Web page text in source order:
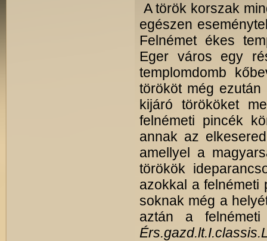
A török korszak
egészen
Felnémet ékes
Eger város egy
templomdomb
törököt még
kijáró törököket
felnémeti pincék
annak az
amellyel a
törökök
azokkal a felnémeti
soknak még a
aztán a